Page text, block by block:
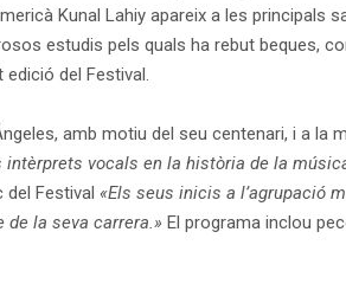
Kunal Lahiy apareix a les principals
estudis pels quals ha rebut beques,
del Festival.
amb motiu del seu centenari, i a la
intèrprets vocals en la història de la
Festival «Els seus inicis a l’agrupació
la seva carrera.» El programa inclou